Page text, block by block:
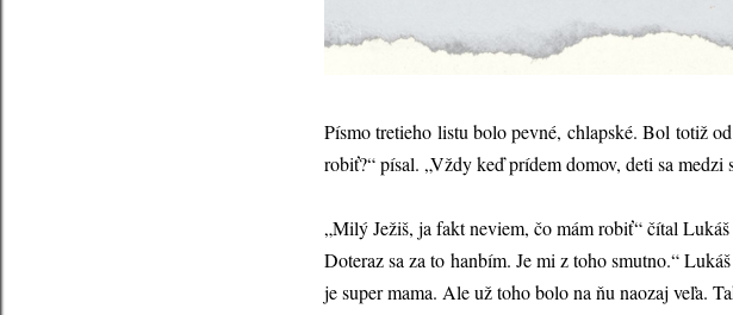
Písmo tretieho listu bolo pevné, chlapské. Bol totiž
robiť?“ písal. „Vždy keď prídem domov, deti sa
„Milý Ježiš, ja fakt neviem, čo mám robiť“ čítal
Doteraz sa za to hanbím. Je mi z toho smutno.“
je super mama. Ale už toho bolo na ňu naozaj veľa.